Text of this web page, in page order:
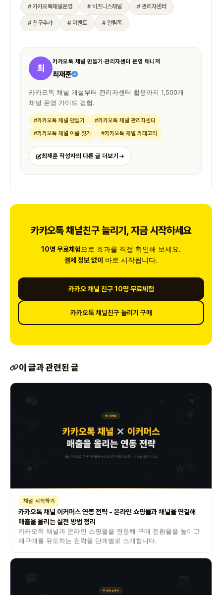
# 카카오톡채널운영 # 비즈니스채널 # 관리자센터
# 친구추가 # 이벤트 # 알림톡
최
카카오톡 채널 만들기·관리자센터 운영 매니저
최재훈
카카오톡 채널 개설부터 관리자센터 활용까지 1,500개
채널 운영 가이드 경험.
#카카오톡 채널 만들기
#카카오톡 채널 관리자센터
#카카오톡 채널 이름 짓기
#카카오톡 채널 카테고리
최재훈 작성자의 다른 글 더보기
카카오톡 채널친구 늘리기, 지금 시작하세요
10명 무료체험으로 효과를 직접 확인해 보세요.
결제 정보 없이 바로 시작됩니다.
카카오 채널 친구 10명 무료체험
카카오톡 채널친구 늘리기 구매
이 글과 관련된 글
채널 시작하기
카카오톡 채널 이커머스 연동 전략 - 온라인 쇼핑몰과 채널을 연결해
매출을 올리는 실전 방법 정리
카카오톡 채널과 온라인 쇼핑몰을 연동해 구매 전환율을 높이고
재구매를 유도하는 전략을 단계별로 소개합니다.